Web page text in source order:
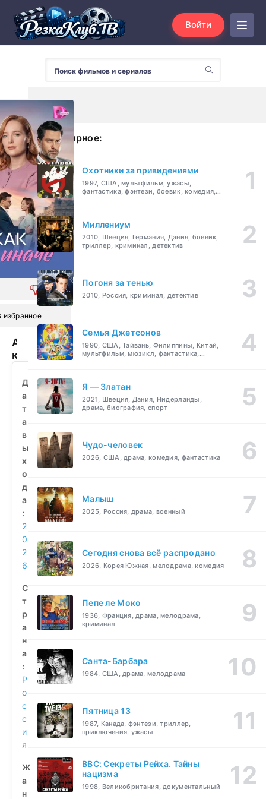
Войти
0
избранное
А
как
(2026)
смотреть
бесплатно
Д
а
т
а
в
ы
х
о
д
а
:
2
0
2
6
С
т
р
а
н
а
:
Р
о
с
с
и
я
Ж
а
н
Популярное:
Охотники за привидениями
1997, США, мультфильм, ужасы,
фантастика, фэнтези, боевик, комедия,
Миллениум
2010, Швеция, Германия, Дания, боевик,
триллер, криминал, детектив
Погоня за тенью
2010, Россия, криминал, детектив
Семья Джетсонов
1990, США, Тайвань, Филиппины, Китай,
мультфильм, мюзикл, фантастика,
Я — Златан
2021, Швеция, Дания, Нидерланды,
драма, биография, спорт
Чудо-человек
2026, США, драма, комедия, фантастика
Малыш
2025, Россия, драма, военный
Сегодня снова всё распродано
2026, Корея Южная, мелодрама, комедия
Пепе ле Моко
1936, Франция, драма, мелодрама,
криминал
Санта-Барбара
1984, США, драма, мелодрама
Пятница 13
1987, Канада, фэнтези, триллер,
приключения, ужасы
BBC: Секреты Рейха. Тайны
нацизма
1998, Великобритания, документальный